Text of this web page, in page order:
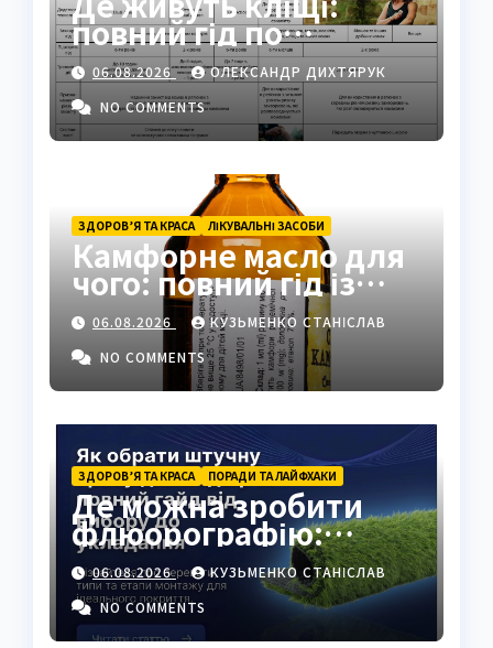
повний гід по
біотопах, ризиках і
захисті
06.08.2026
ОЛЕКСАНДР ДИХТЯРУК
NO COMMENTS
ЗДОРОВ’Я ТА КРАСА ЛІКУВАЛЬНІ ЗАСОБИ
Камфорне масло для
чого: повний гід із
застосуванням і
властивостями
06.08.2026
КУЗЬМЕНКО СТАНІСЛАВ
NO COMMENTS
ЗДОРОВ’Я ТА КРАСА ПОРАДИ ТА ЛАЙФХАКИ
Де можна зробити
флюорографію:
повний гід для
українців
06.08.2026
КУЗЬМЕНКО СТАНІСЛАВ
NO COMMENTS